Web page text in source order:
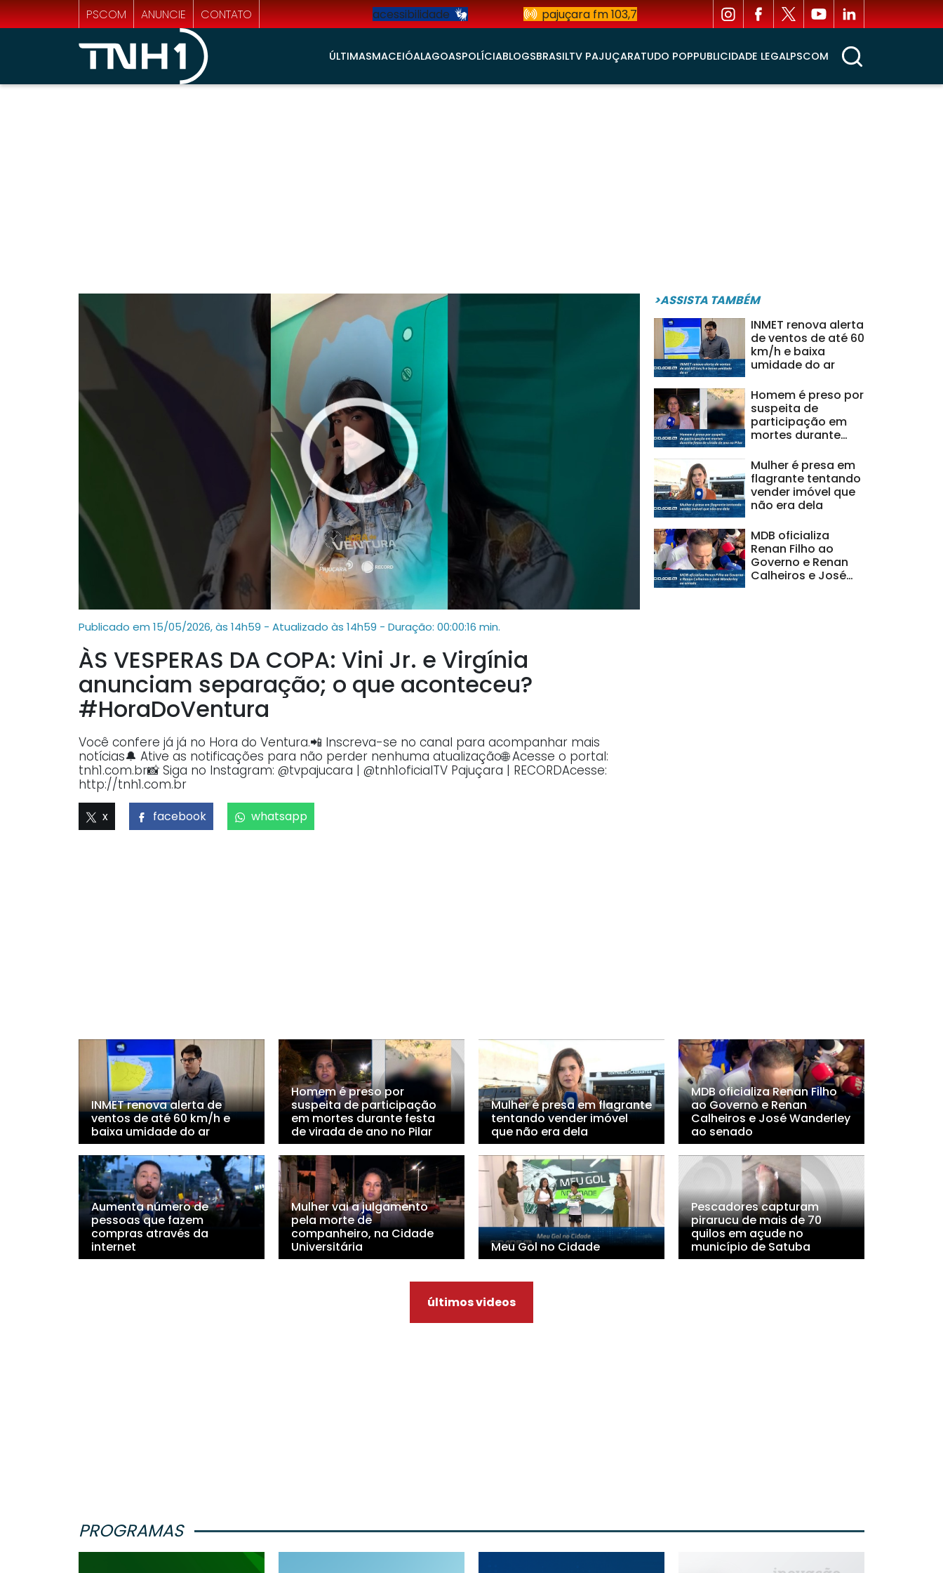
PSCOM ANUNCIE CONTATO acessibilidade pajuçara fm 103,7
ÚLTIMASMACEIÓALAGOASPOLÍCIABLOGSBRASILTV PAJUÇARATUDO POPPUBLICIDADE LEGALPSCOM
Publicado em 15/05/2026, às 14h59 - Atualizado às 14h59 - Duração: 00:00:16 min.
ÀS VESPERAS DA COPA: Vini Jr. e Virgínia
anunciam separação; o que aconteceu?
#HoraDoVentura
Você confere já já no Hora do Ventura.📲 Inscreva-se no canal para acompanhar mais
notícias🔔 Ative as notificações para não perder nenhuma atualização🌐 Acesse o portal:
tnh1.com.br📸 Siga no Instagram: @tvpajucara | @tnh1oficialTV Pajuçara | RECORDAcesse:
http://tnh1.com.br
x facebook whatsapp
>ASSISTA TAMBÉM
INMET renova alerta
de ventos de até 60
km/h e baixa
umidade do ar
Homem é preso por
suspeita de
participação em
mortes durante
ano no Pilar
Mulher é presa em
flagrante tentando
vender imóvel que
não era dela
MDB oficializa
Renan Filho ao
Governo e Renan
Calheiros e José
INMET renova alerta de
ventos de até 60 km/h e
baixa umidade do ar
Homem é preso por
suspeita de participação
em mortes durante festa
de virada de ano no Pilar
Mulher é presa em flagrante
tentando vender imóvel
que não era dela
MDB oficializa Renan Filho
ao Governo e Renan
Calheiros e José Wanderley
ao senado
Aumenta número de
pessoas que fazem
compras através da
internet
Mulher vai a julgamento
pela morte de
companheiro, na Cidade
Universitária
Meu Gol no Cidade
Pescadores capturam
pirarucu de mais de 70
quilos em açude no
município de Satuba
últimos videos
PROGRAMAS